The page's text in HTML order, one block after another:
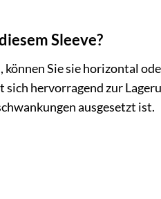
Sleeve?
Sie sie horizontal
hervorragend zur
ausgesetzt ist.